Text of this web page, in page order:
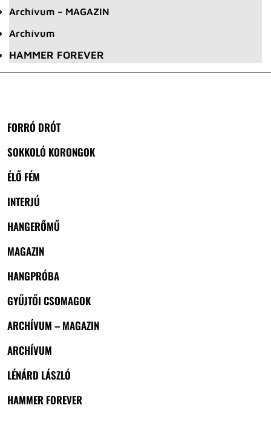
Archívum – MAGAZIN
Archívum
HAMMER FOREVER
FORRÓ DRÓT
SOKKOLÓ KORONGOK
ÉLŐ FÉM
INTERJÚ
HANGERŐMŰ
MAGAZIN
HANGPRÓBA
GYŰJTŐI CSOMAGOK
ARCHÍVUM – MAGAZIN
ARCHÍVUM
LÉNÁRD LÁSZLÓ
HAMMER FOREVER